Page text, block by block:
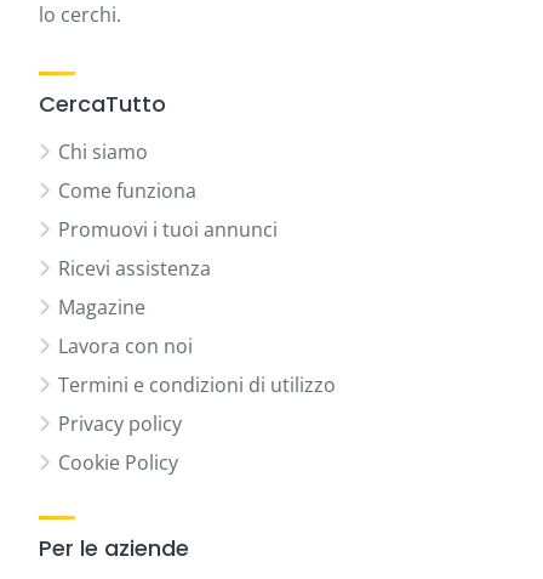
lo cerchi.
CercaTutto
Chi siamo
Come funziona
Promuovi i tuoi annunci
Ricevi assistenza
Magazine
Lavora con noi
Termini e condizioni di utilizzo
Privacy policy
Cookie Policy
Per le aziende